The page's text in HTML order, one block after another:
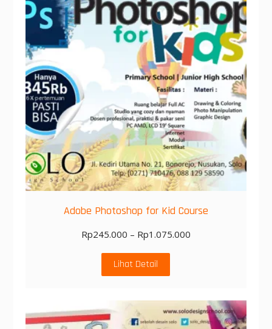
Adobe Photoshop for Kid Course
Rp245.000 – Rp1.075.000
Lihat Detail